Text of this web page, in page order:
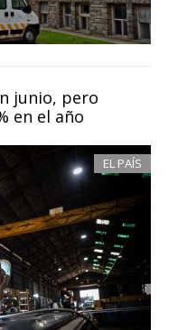
junio, pero
en el año
EL PAÍS